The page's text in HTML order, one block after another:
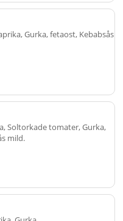
Gurka, fetaost, Kebabsås
Soltorkade tomater, Gurka,
mild.